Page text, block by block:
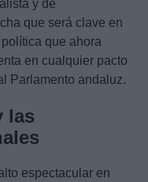
y de
que será clave en
que ahora
en cualquier pacto
Parlamento andaluz.
las
espectacular en